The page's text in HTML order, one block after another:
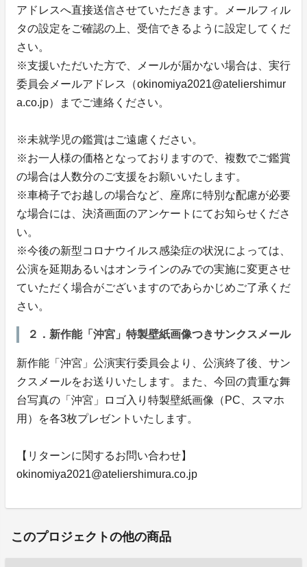
アドレスへ直接送信させていただきます。メールフィル
タの設定をご確認の上、受信できるように設定してくだ
さい。
※支援いただいた方で、メールが届かない場合は、実行
委員会メールアドレス（okinomiya2021@ateliershimur
a.co.jp）までご連絡ください。
※未就学児の鑑賞はご遠慮ください。
※お一人様の価格となっておりますので、複数でご鑑賞
の場合は人数分のご支援をお願いいたします。
※車椅子でお越しの場合など、座席に特別な配慮が必要
な場合には、決済画面のアンケートにてお知らせくださ
い。
※今後の新型コロナウイルス感染症の状況によっては、
公演を延期あるいはオンラインのみでの実施に変更させ
ていただく場合がございますのであらかじめご了承くだ
さい。
２．新作能「沖宮」特製壁紙画像つきサンクスメール
新作能「沖宮」公演実行委員会より、公演終了後、サン
クスメールをお送りいたします。また、今回の貴重な舞
台写真の「沖宮」ロゴ入り特製壁紙画像（PC、スマホ
用）を各3枚プレゼントいたします。
【リターンに関するお問い合わせ】
okinomiya2021@ateliershimura.co.jp
このプロジェクトの他の商品